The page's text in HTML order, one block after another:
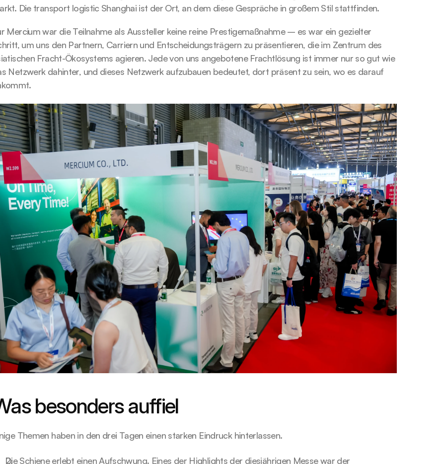
Die transport logistic Shanghai ist der Ort, an dem diese Gespräche in großem Stil stattfinden.
Mercium war die Teilnahme als Aussteller keine reine Prestigemaßnahme – es war ein gezielter
um uns den Partnern, Carriern und Entscheidungsträgern zu präsentieren, die im Zentrum des
Fracht-Ökosystems agieren. Jede von uns angebotene Frachtlösung ist immer nur so gut wie
Netzwerk dahinter, und dieses Netzwerk aufzubauen bedeutet, dort präsent zu sein, wo es darauf
besonders auffiel
Themen haben in den drei Tagen einen starken Eindruck hinterlassen.
Die Schiene erlebt einen Aufschwung. Eines der Highlights der diesjährigen Messe war der